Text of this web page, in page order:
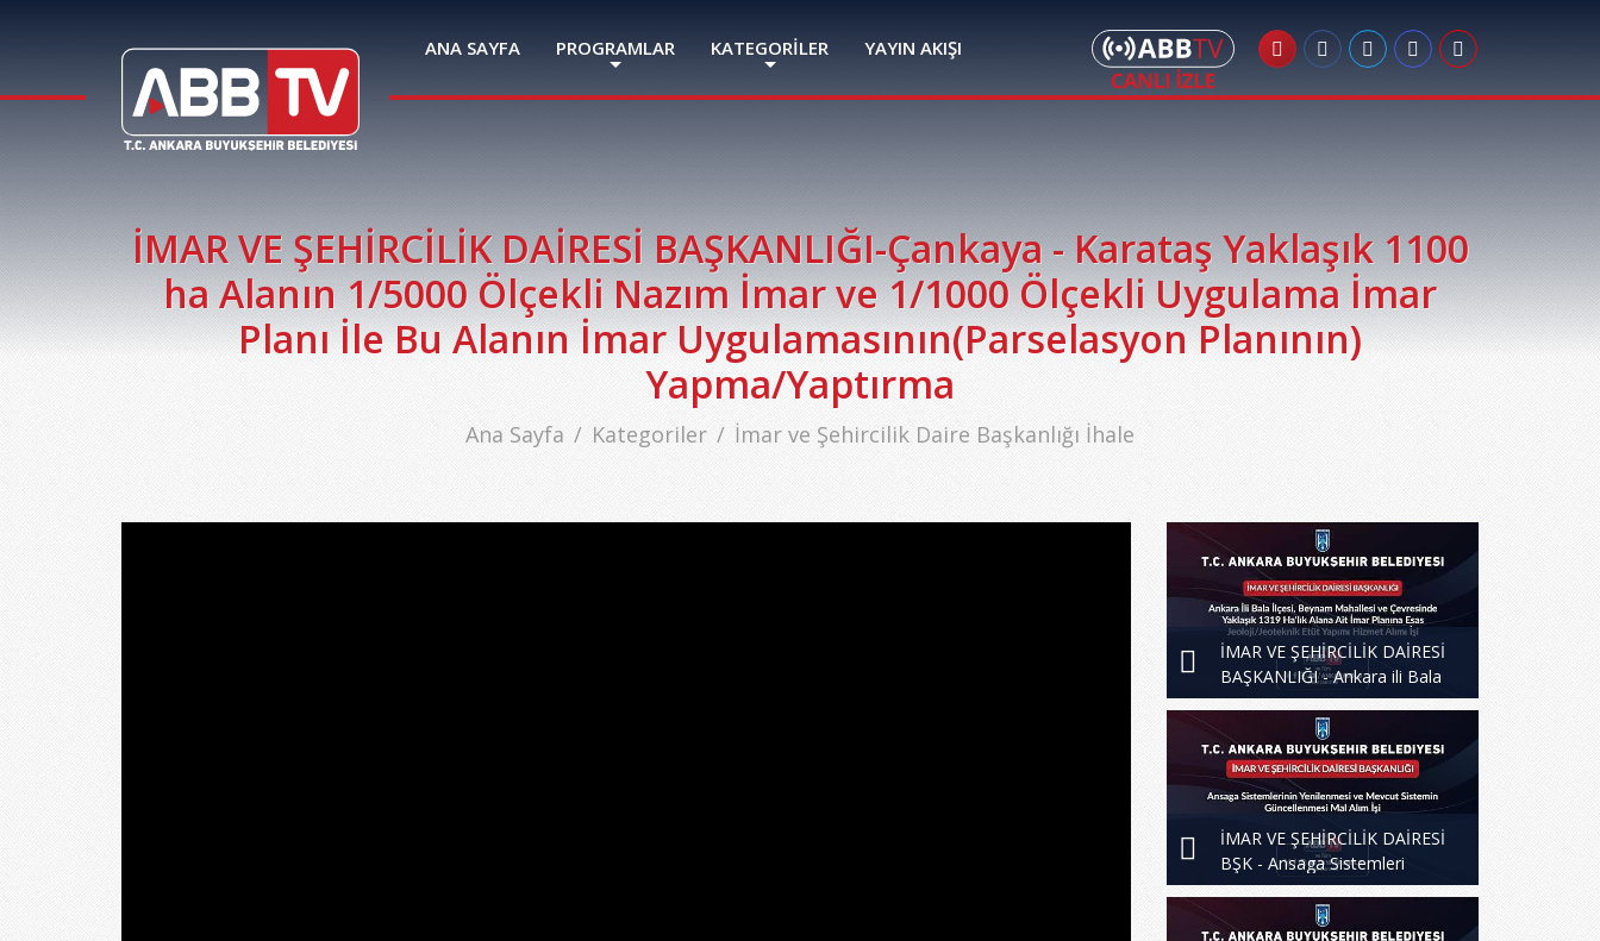
ANA SAYFA PROGRAMLAR KATEGORİLER YAYIN AKIŞI
İMAR VE ŞEHİRCİLİK DAİRESİ BAŞKANLIĞI-Çankaya - Karataş Yaklaşık 1100
ha Alanın 1/5000 Ölçekli Nazım İmar ve 1/1000 Ölçekli Uygulama İmar
Planı İle Bu Alanın İmar Uygulamasının(Parselasyon Planının)
Yapma/Yaptırma
Ana Sayfa Kategoriler İmar ve Şehircilik Daire Başkanlığı İhale
İMAR VE ŞEHİRCİLİK DAİRESİ
BAŞKANLIĞI - Ankara ili Bala
ilçesi, Beynam Mahallesi ve
İMAR VE ŞEHİRCİLİK DAİRESİ
BŞK - Ansaga Sistemleri
Yenilenmesi ve Sistem
Güncellenmesi 2. Oturum